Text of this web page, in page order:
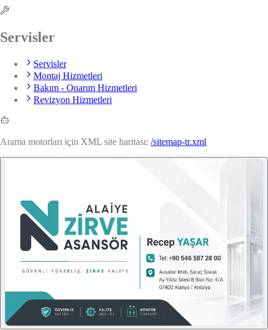
Servisler
Servisler
Montaj Hizmetleri
Bakım - Onarım Hizmetleri
Revizyon Hizmetleri
Arama motorları için XML site haritası: /sitemap-tr.xml